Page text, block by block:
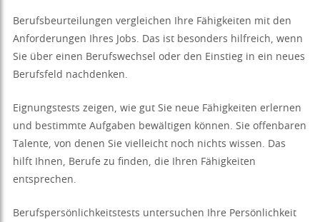
Berufsbeurteilungen vergleichen Ihre Fähigkeiten mit den
Anforderungen Ihres Jobs. Das ist besonders hilfreich, wenn
Sie über einen Berufswechsel oder den Einstieg in ein neues
Berufsfeld nachdenken.
Eignungstests zeigen, wie gut Sie neue Fähigkeiten erlernen
und bestimmte Aufgaben bewältigen können. Sie offenbaren
Talente, von denen Sie vielleicht noch nichts wissen. Das
hilft Ihnen, Berufe zu finden, die Ihren Fähigkeiten
entsprechen.
Berufspersönlichkeitstests untersuchen Ihre Persönlichkeit